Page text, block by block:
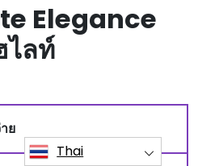
Elegance
ไลท์
ย
Thai